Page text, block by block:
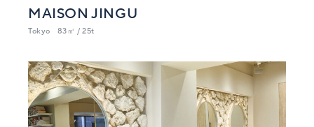
MAISON JINGU
Tokyo 83㎡ / 25t